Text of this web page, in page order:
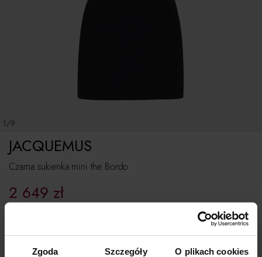
Zgoda Szczegóły O plikach cookies
1/9
Czarna sukienka mini the Bordo
JACQUEMUS
2 649 zł